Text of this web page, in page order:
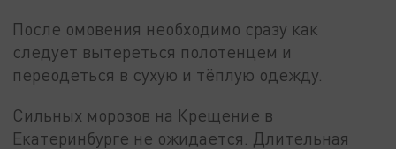
После омовения необходимо сразу как
следует вытереться полотенцем и
переодеться в сухую и тёплую одежду.
Сильных морозов на Крещение в
Екатеринбурге не ожидается. Длительная